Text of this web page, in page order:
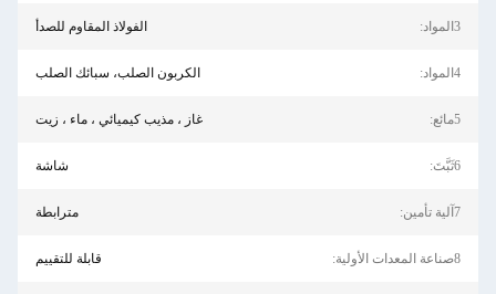
3المواد: الفولاذ المقاوم للصدأ
4المواد: الكربون الصلب، سبائك الصلب
5مائع: غاز ، مذيب كيميائي ، ماء ، زيت
6ثَبَّتَ: شاشة
7آلية تأمين: مترابطة
8صناعة المعدات الأولية: قابلة للتقييم